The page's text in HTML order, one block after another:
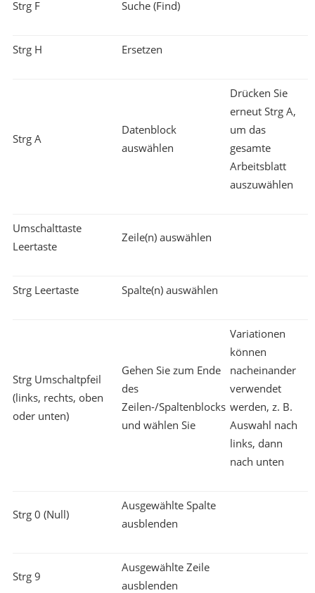
Strg F Suche (Find)
Strg H Ersetzen
Strg A
Datenblock
auswählen
Drücken Sie
erneut Strg A,
um das
gesamte
Arbeitsblatt
auszuwählen
Umschalttaste
Leertaste
Zeile(n) auswählen
Strg Leertaste Spalte(n) auswählen
Strg Umschaltpfeil
(links, rechts, oben
oder unten)
Gehen Sie zum Ende
des
Zeilen-/Spaltenblocks
und wählen Sie
Variationen
können
nacheinander
verwendet
werden, z. B.
Auswahl nach
links, dann
nach unten
Strg 0 (Null)
Ausgewählte Spalte
ausblenden
Strg 9
Ausgewählte Zeile
ausblenden